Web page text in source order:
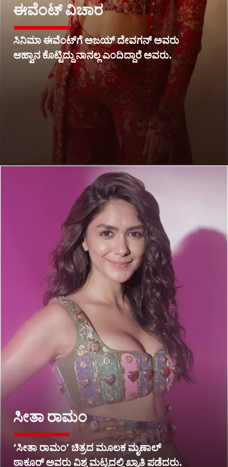
ಈವೆಂಟ್ ವಿಚಾರ
ಸಿನಿಮಾ ಈವೆಂಟ್​ಗೆ ಅಜಯ್​ ದೇವಗನ್ ಅವರು
ಆಹ್ವಾನ ಕೊಟ್ಟಿದ್ದು ನಾನಲ್ಲ ಎಂದಿದ್ದಾರೆ ಅವರು.
ಸೀತಾ ರಾಮಂ
‘ಸೀತಾ ರಾಮಂ’ ಚಿತ್ರದ ಮೂಲಕ ಮೃಣಾಲ್
ಠಾಕೂರ್ ಅವರು ವಿಶ್ವ ಮಟ್ಟದಲ್ಲಿ ಖ್ಯಾತಿ ಪಡೆದರು.